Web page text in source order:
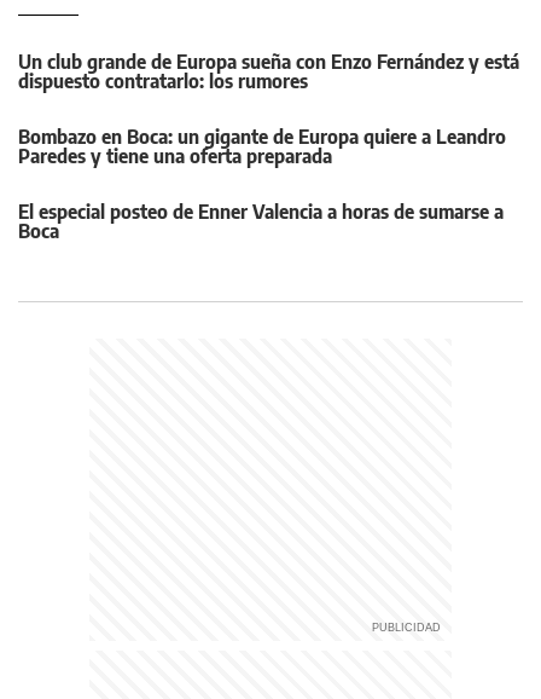
Un club grande de Europa sueña con Enzo Fernández y está
dispuesto contratarlo: los rumores
Bombazo en Boca: un gigante de Europa quiere a Leandro
Paredes y tiene una oferta preparada
El especial posteo de Enner Valencia a horas de sumarse a
Boca